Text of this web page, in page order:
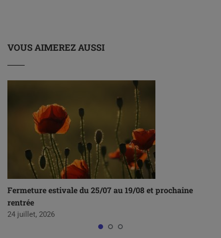
VOUS AIMEREZ AUSSI
Fermeture estivale du 25/07 au 19/08 et prochaine
rentrée
24 juillet, 2026